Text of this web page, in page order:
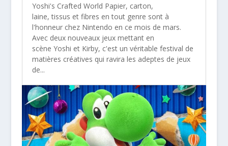
Yoshi's Crafted World Papier, carton,
laine, tissus et fibres en tout genre sont à
l'honneur chez Nintendo en ce mois de mars.
Avec deux nouveaux jeux mettant en
scène Yoshi et Kirby, c'est un véritable festival de
matières créatives qui ravira les adeptes de jeux
de...